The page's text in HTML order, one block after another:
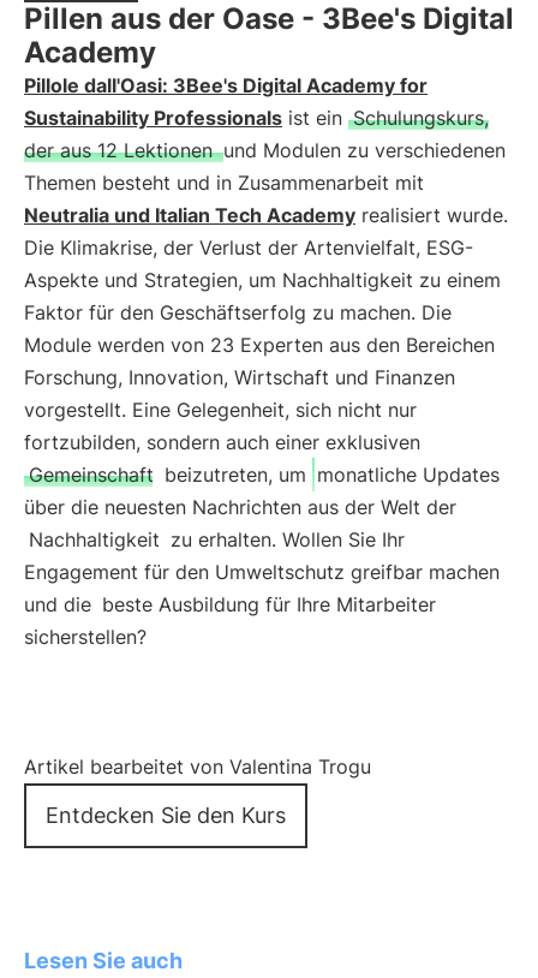
Pillen aus der Oase - 3Bee's Digital
Academy
Pillole dall'Oasi: 3Bee's Digital Academy for
Sustainability Professionals ist ein Schulungskurs,
der aus 12 Lektionen und Modulen zu verschiedenen
Themen besteht und in Zusammenarbeit mit
Neutralia und Italian Tech Academy realisiert wurde.
Die Klimakrise, der Verlust der Artenvielfalt, ESG-
Aspekte und Strategien, um Nachhaltigkeit zu einem
Faktor für den Geschäftserfolg zu machen. Die
Module werden von 23 Experten aus den Bereichen
Forschung, Innovation, Wirtschaft und Finanzen
vorgestellt. Eine Gelegenheit, sich nicht nur
fortzubilden, sondern auch einer exklusiven
Gemeinschaft beizutreten, um monatliche Updates
über die neuesten Nachrichten aus der Welt der
Nachhaltigkeit zu erhalten. Wollen Sie Ihr
Engagement für den Umweltschutz greifbar machen
und die beste Ausbildung für Ihre Mitarbeiter
sicherstellen?
Artikel bearbeitet von Valentina Trogu
Entdecken Sie den Kurs
Lesen Sie auch